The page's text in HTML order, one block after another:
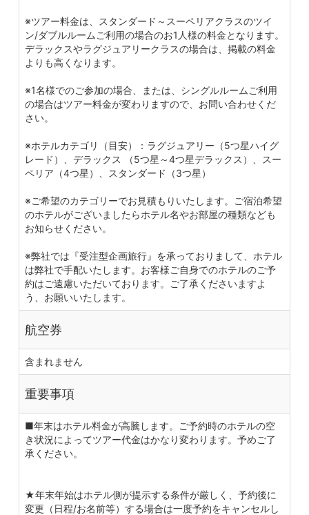
※ツアー料金は、スタンダード～スーペリアクラスのツイ
ン/ダブルルームご利用の場合のお1人様の料金となります。
デラックスやラグジュアリークラスの場合は、掲載の料金
よりも高くなります。
※1名様でのご参加の場合、または、シングルルームご利用
の場合はツアー料金が変わりますので、お問い合わせくだ
さい。
※ホテルカテゴリ（目安）：ラグジュアリー（5つ星ハイグ
レード）、デラックス （5つ星～4つ星デラックス）、スー
ペリア（4つ星）、スタンダード（3つ星）
※ご希望のカテゴリーでお見積もりいたします。ご宿泊希望
のホテルがございましたらホテル名やお部屋の種類なども
お知らせください。
※弊社では『受注型企画旅行』を承っておりまして、ホテル
は弊社で手配いたします。お客様ご自身でのホテルのご予
約はご遠慮いただいております。ご了承くださいますよ
う、お願いいたします。
航空券
含まれません
重要事項
■年末はホテル料金が高騰します。ご予約時のホテルの空
き状況によってツアー代金はかなり変わります。予めご了
承ください。
★年末年始はホテル側が提示する条件が厳しく、予約後に
変更（日程/お名前等）する場合は一度予約をキャンセルし